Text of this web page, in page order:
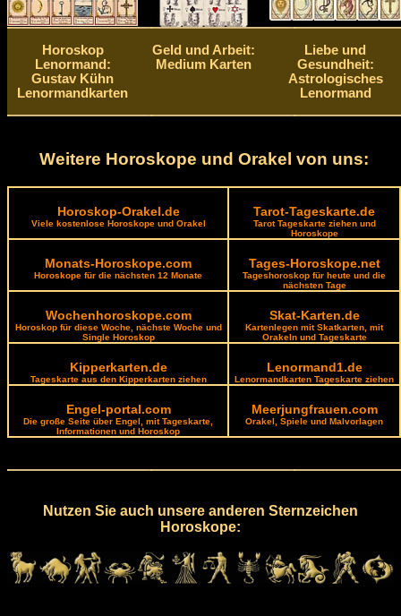
Horoskop
Lenormand:
Gustav Kühn
Lenormandkarten
Geld und Arbeit:
Medium Karten
Liebe und
Gesundheit:
Astrologisches
Lenormand
Weitere Horoskope und Orakel von uns:
Horoskop-Orakel.de
Viele kostenlose Horoskope und Orakel
Tarot-Tageskarte.de
Tarot Tageskarte ziehen und
Horoskope
Monats-Horoskope.com
Horoskope für die nächsten 12 Monate
Tages-Horoskope.net
Tageshoroskop für heute und die
nächsten Tage
Wochenhoroskope.com
Horoskop für diese Woche, nächste Woche und
Single Horoskop
Skat-Karten.de
Kartenlegen mit Skatkarten, mit
Orakeln und Tageskarte
Kipperkarten.de
Tageskarte aus den Kipperkarten ziehen
Lenormand1.de
Lenormandkarten Tageskarte ziehen
Engel-portal.com
Die große Seite über Engel, mit Tageskarte,
Informationen und Horoskop
Meerjungfrauen.com
Orakel, Spiele und Malvorlagen
Nutzen Sie auch unsere anderen Sternzeichen
Horoskope: